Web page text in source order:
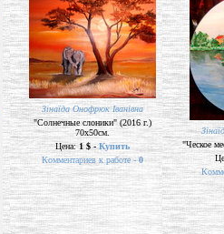
Зінаїда Онофрюк Іванівна
"Солнечные слоники" (2016 г.)
70х50см.
Цена:1 $ -Купить
Комментариев к работе - 0
"Ческое